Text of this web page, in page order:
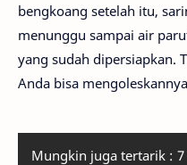
bengkoang setelah itu,
menunggu sampai air
yang sudah dipersiapkan.
Anda bisa
Mungkin juga tertarik :